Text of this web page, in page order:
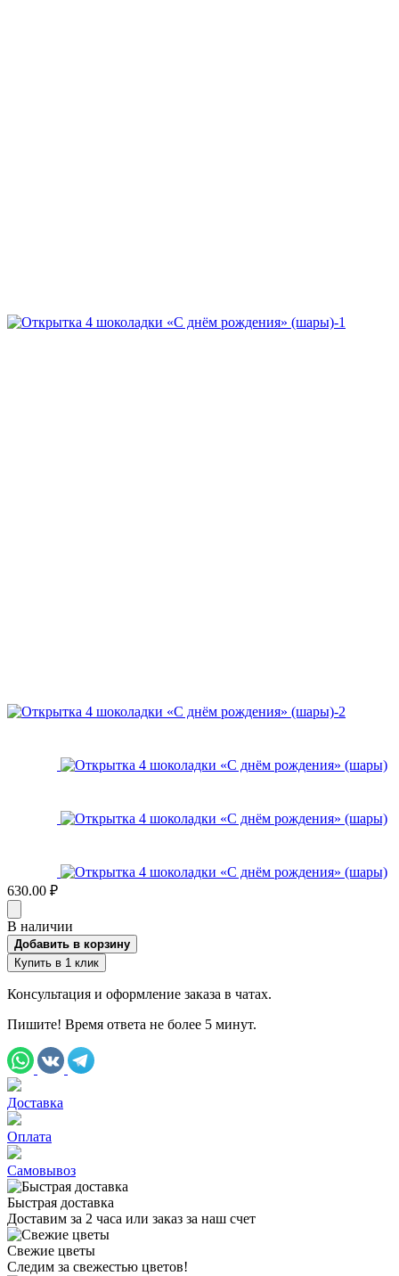
630.00 ₽
В наличии
Добавить в корзину
Купить в 1 клик
Консультация и оформление заказа в чатах.
Пишите! Время ответа не более 5 минут.
Доставка
Оплата
Самовывоз
Быстрая доставка
Доставим за 2 часа или заказ за наш счет
Свежие цветы
Следим за свежестью цветов!